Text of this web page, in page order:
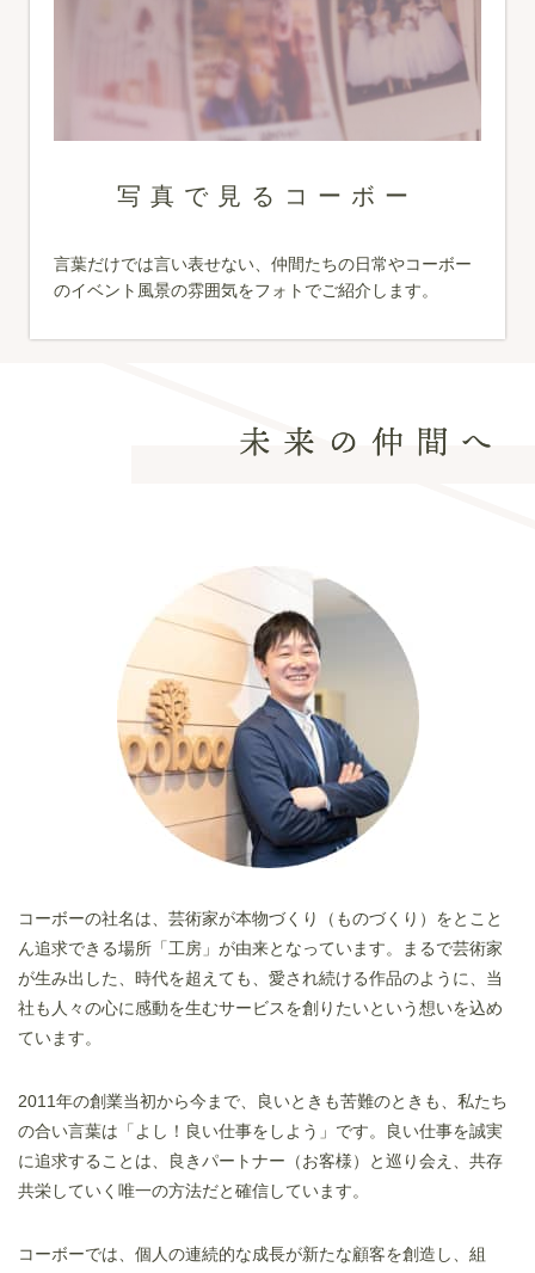
写真で見るコーボー
言葉だけでは言い表せない、仲間たちの日常やコーボー
のイベント風景の雰囲気をフォトでご紹介します。
コーボーの社名は、芸術家が本物づくり（ものづくり）をとこと
ん追求できる場所「工房」が由来となっています。まるで芸術家
が生み出した、時代を超えても、愛され続ける作品のように、当
社も人々の心に感動を生むサービスを創りたいという想いを込め
ています。
2011年の創業当初から今まで、良いときも苦難のときも、私たち
の合い言葉は「よし！良い仕事をしよう」です。良い仕事を誠実
に追求することは、良きパートナー（お客様）と巡り会え、共存
共栄していく唯一の方法だと確信しています。
コーボーでは、個人の連続的な成長が新たな顧客を創造し、組